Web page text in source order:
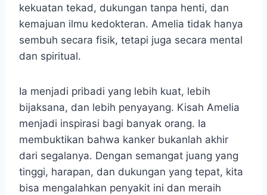
kekuatan tekad, dukungan tanpa henti, dan
kemajuan ilmu kedokteran. Amelia tidak hanya
sembuh secara fisik, tetapi juga secara mental
dan spiritual.
Ia menjadi pribadi yang lebih kuat, lebih
bijaksana, dan lebih penyayang. Kisah Amelia
menjadi inspirasi bagi banyak orang. Ia
membuktikan bahwa kanker bukanlah akhir
dari segalanya. Dengan semangat juang yang
tinggi, harapan, dan dukungan yang tepat, kita
bisa mengalahkan penyakit ini dan meraih